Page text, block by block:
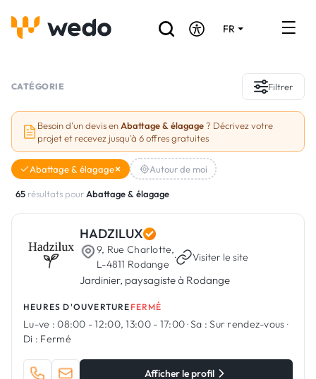
FR
Réalisations
Aides et subventions
Vous êtes un Artisan ?
Connexion
CATÉGORIE Filtrer
Besoin d'un devis enAbattage & élagage ? Décrivez votre
projet et recevez jusqu'à 6 offres gratuites
Abattage & élagage Autour de moi
65 résultats pourAbattage & élagage
HADZILUX
9, Rue Charlotte,
L-4811 Rodange
· Visiter le site
Jardinier, paysagiste à Rodange
HEURES D'OUVERTURE FERMÉ
Lu-ve : 08:00 - 12:00, 13:00 - 17:00·Sa : Sur rendez-vous ·
Di : Fermé
Afficher le profil